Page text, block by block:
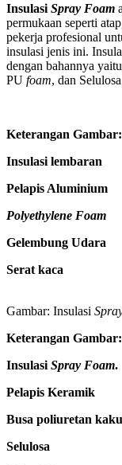
Insulasi Spray Foam
permukaan seperti
pekerja profesional
insulasi jenis ini.
dengan bahannya
PU foam, dan
Keterangan Gambar:
Insulasi lembaran
Pelapis Aluminium
Polyethylene Foam
Gelembung Udara
Serat kaca
Gambar: Insulasi
Keterangan Gambar:
Insulasi Spray Foam.
Pelapis Keramik
Busa poliuretan kaku
Selulosa